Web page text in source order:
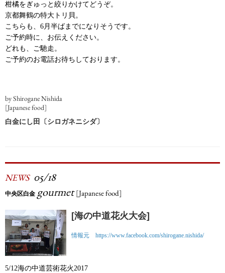
柑橘をぎゅっと絞りかけてどうぞ。
京都舞鶴の特大トリ貝。
こちらも、6月半ばまでになりそうです。
ご予約時に、お伝えください。
どれも、ご馳走。
ご予約のお電話お待ちしております。
by Shirogane Nishida
[Japanese food]
白金にし田〔シロガネニシダ〕
NEWS 05/18
中央区白金 gourmet [Japanese food]
[海の中道花火大会]
情報元 https://www.facebook.com/shirogane.nishida/
5/12海の中道芸術花火2017